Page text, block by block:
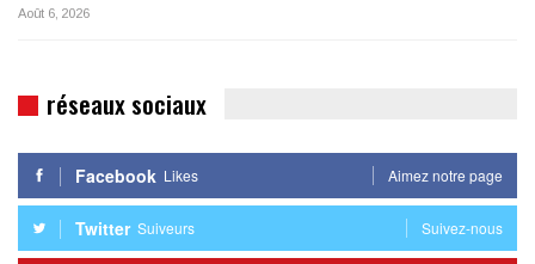
Août 6, 2026
réseaux sociaux
Facebook Likes Aimez notre page
Twitter Suiveurs Suivez-nous